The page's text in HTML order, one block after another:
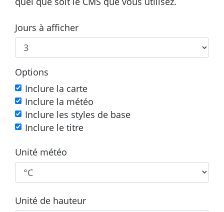
Jours à afficher
Options
Inclure la carte
Inclure la météo
Inclure les styles de base
Inclure le titre
Unité météo
Unité de hauteur